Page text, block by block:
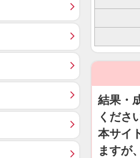
結果・
くださ
本サイ
ますが